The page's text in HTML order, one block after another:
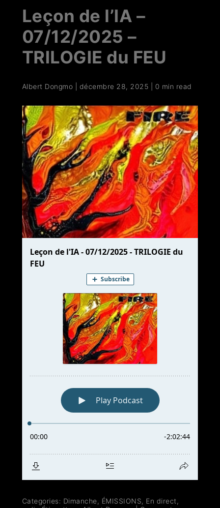
Leçon de l’IA –
07/12/2025 –
TRILOGIE du FEU
Albert Dongmo décembre 28, 2025 0 min read
Categories: Dimanche, ÉMISSIONS, En direct ,